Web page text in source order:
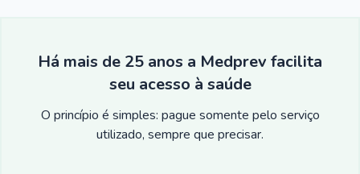
Há mais de 25 anos a Medprev facilita
seu acesso à saúde
O princípio é simples: pague somente pelo serviço
utilizado, sempre que precisar.